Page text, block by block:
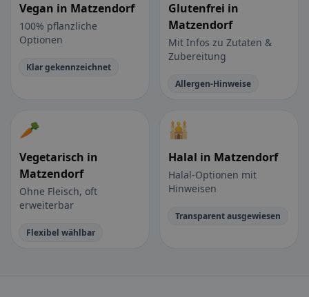
Vegan in Matzendorf
100% pflanzliche
Optionen
Klar gekennzeichnet
Glutenfrei in
Matzendorf
Mit Infos zu Zutaten &
Zubereitung
Allergen-Hinweise
🥕
Vegetarisch in
Matzendorf
Ohne Fleisch, oft
erweiterbar
Flexibel wählbar
🕌
Halal in Matzendorf
Halal-Optionen mit
Hinweisen
Transparent ausgewiesen